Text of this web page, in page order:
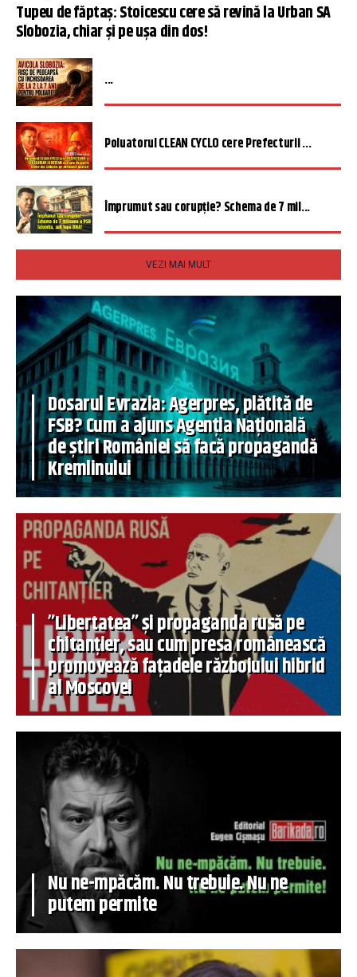
Tupeu de făptaș: Stoicescu cere să revină la Urban SA
Slobozia, chiar și pe ușa din dos!
...
Poluatorul CLEAN CYCLO cere Prefecturii ...
Împrumut sau corupție? Schema de 7 mil...
VEZI MAI MULT
Dosarul Evrazia: Agerpres, plătită de
FSB? Cum a ajuns Agenția Națională
de știri României să facă propagandă
Kremlinului
”Libertatea” și propaganda rusă pe
chitanțier, sau cum presa românească
promovează fațadele războiului hibrid
al Moscovei
Nu ne-mpăcăm. Nu trebuie. Nu ne
putem permite